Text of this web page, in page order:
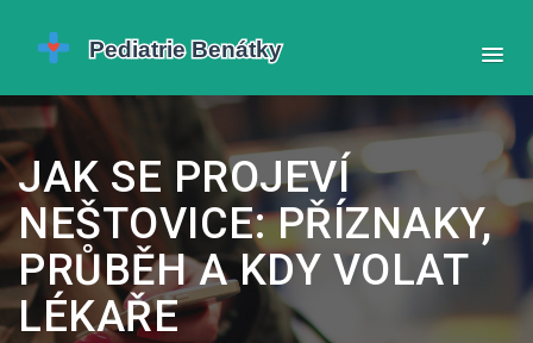
JAK SE PROJEVÍ
NEŠTOVICE: PŘÍZNAKY,
PRŮBĚH A KDY VOLAT
LÉKAŘE